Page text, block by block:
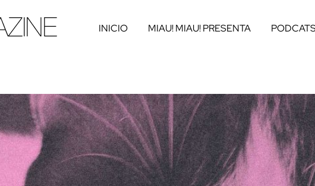
INICIO MIAU! MIAU! PRESENTA PODCATS